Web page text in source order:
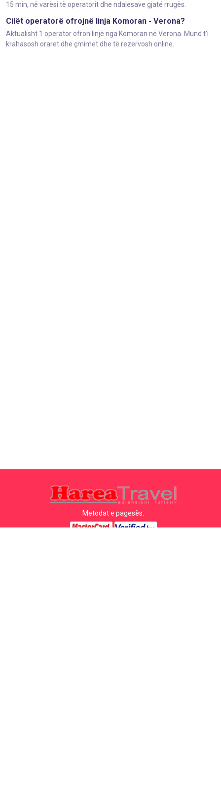
15 min, në varësi të operatorit dhe ndalesave gjatë rrugës.
Cilët operatorë ofrojnë linja Komoran - Verona?
Aktualisht 1 operator ofron linjë nga Komoran në Verona. Mund t'i
krahasosh oraret dhe çmimet dhe të rezervosh online.
Metodat e pagesës: